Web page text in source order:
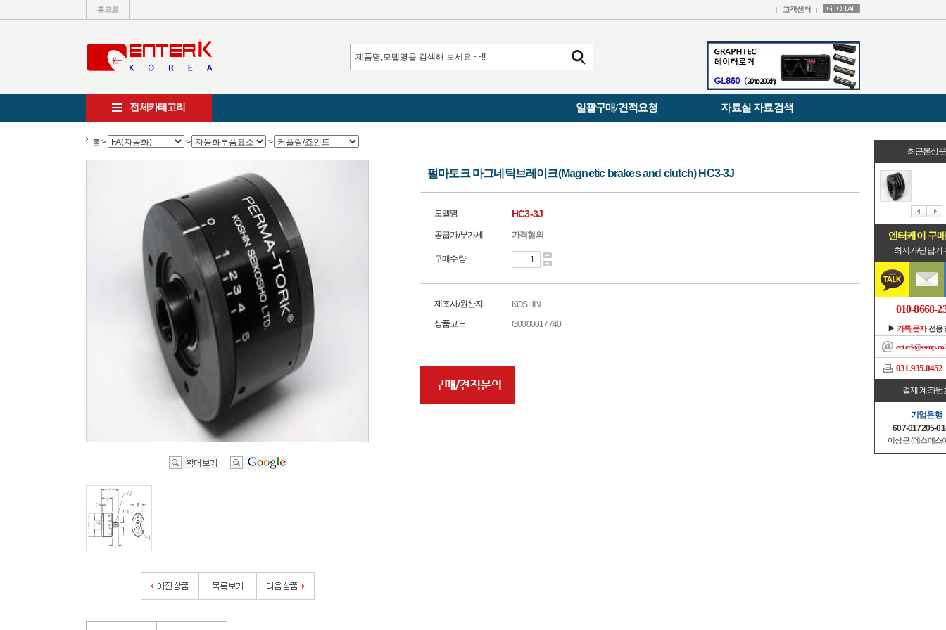
홈으로 고객센터
전체카테고리 일괄구매/견적요청 자료실 자료검색
홈> > >
펄마토크 마그네틱브레이크(Magnetic brakes and clutch) HC3-3J
모델명 HC3-3J
공급가/부가세 가격협의
구매수량
제조사/원산지
KOSHIN
상품코드
G0000017740
최근본상품
엔터케이 구
최저가/단납기
010-8668-
▶ 카톡,문자전용
031.935.0452
결제 계좌번
기업은행
607-017205-
이상근 (에스에스